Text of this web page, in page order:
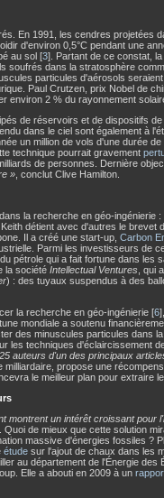
En 1991, les cendres projetées
d'environ 0,5°C pendant une
au sol [3]. Partant de ce constat, la
soufrés dans la stratosphère
particules d'aérosols
Paul Crutzen, prix Nobel de
environ 2 % du rayonnement
de réservoirs et de dispositifs
dans le ciel sont également à
un million de vols d'une durée
technique pourrait gravement
de personnes. Dernière
» , conclut Clive Hamilton.
la recherche en géo-ingénierie
détient avec d'autres le brevet
Il a créé une start-up, Carbon
Parmi les investisseurs de
pétrole qui a fait fortune dans les
la société Intellectual Ventures , qui
) : des tuyaux suspendus à des
la recherche en géo-ingénierie [6
mondiale a soutenu
des minuscules particules dans
les techniques d'éclaircissement
auteurs d'un des principaux
propose une
le meilleur plan pour extraire
montrent un intérêt croissant pour
Quoi de mieux que cette solution
massive d'énergies fossiles ?
étude sur l'ajout de chaux dans les
au département de l'Énergie des
Elle a abouti en 2009 à un